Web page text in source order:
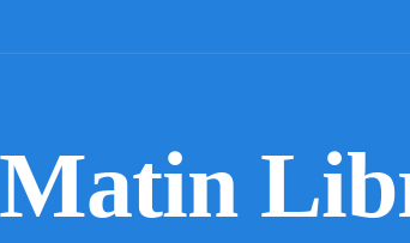
Matin